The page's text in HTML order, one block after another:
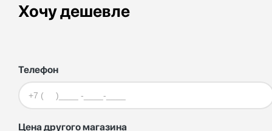
Хочу дешевле
Телефон
Цена другого магазина